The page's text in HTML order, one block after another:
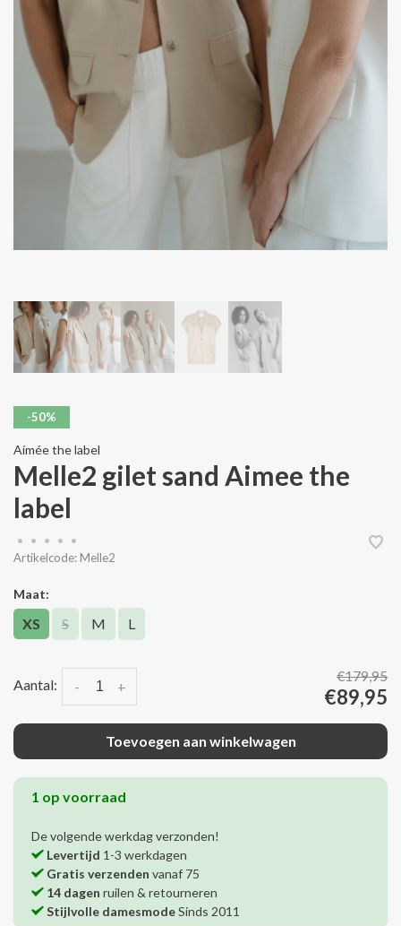
-50%
Aímée the label
Melle2 gilet sand Aimee the
label
• • • •
•
Artikelcode: Melle2
Maat:
XS S M L
Aantal: +
-
€179,95
€89,95
Toevoegen aan winkelwagen
1 op voorraad
De volgende werkdag verzonden!
Levertijd 1-3 werkdagen
Gratis verzenden vanaf 75
14 dagen ruilen & retourneren
Stijlvolle damesmodeSinds 2011